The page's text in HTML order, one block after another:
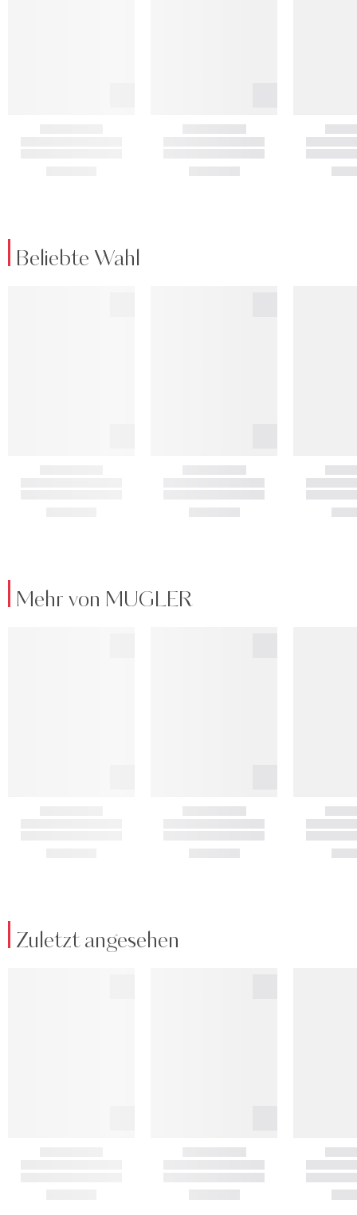
Beliebte Wahl
Mehr von MUGLER
Zuletzt angesehen